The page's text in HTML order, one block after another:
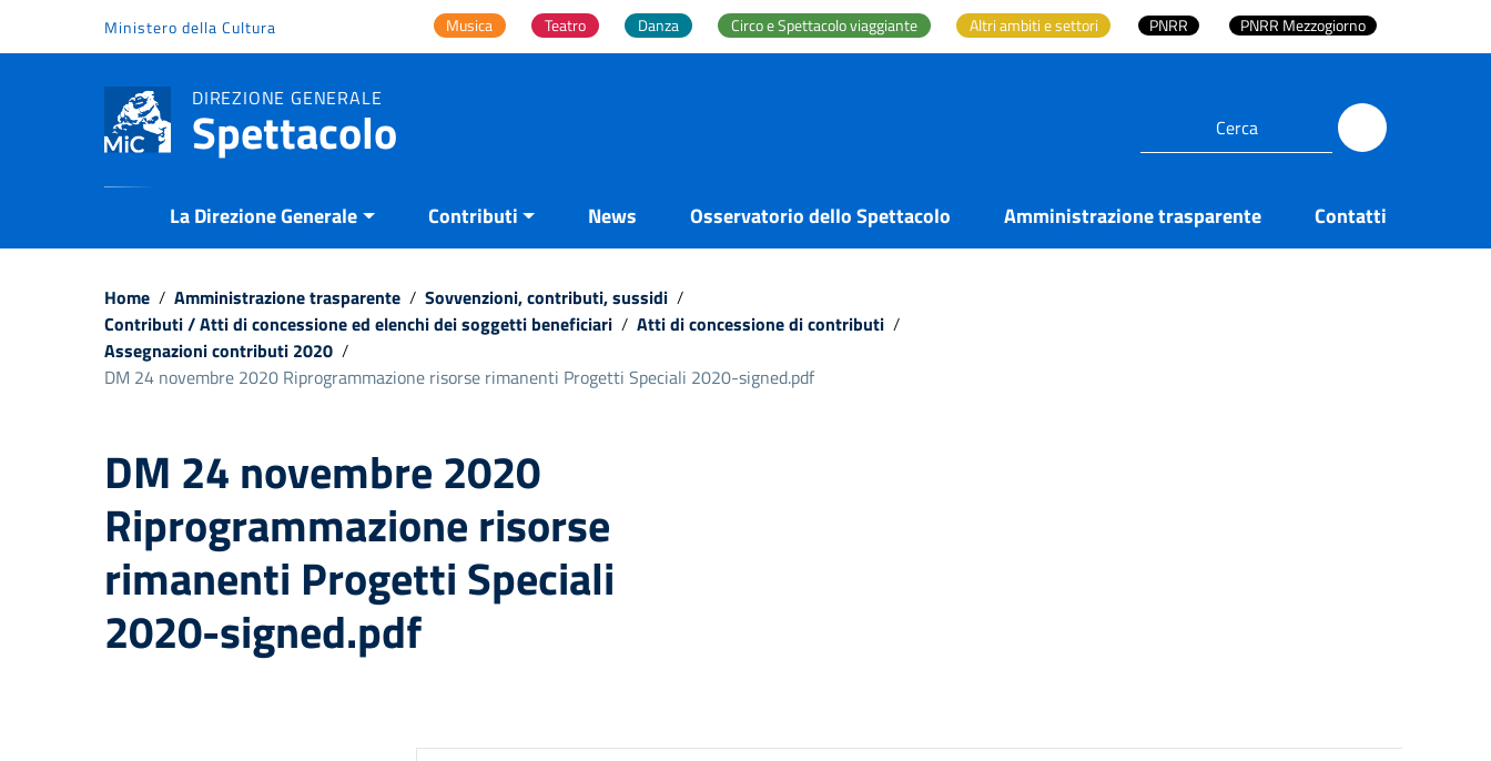
Vai al menu di navigazione
Ministero della Cultura Musica Teatro Danza Circo e Spettacolo viaggiante Altri ambiti e settori PNRR PNRR Mezzogiorno
DIREZIONE GENERALE
Spettacolo
La Direzione Generale Contributi News Osservatorio dello Spettacolo Amministrazione trasparente Contatti
Home / Amministrazione trasparente / Sovvenzioni, contributi, sussidi /
Contributi / Atti di concessione ed elenchi dei soggetti beneficiari / Atti di concessione di contributi /
Assegnazioni contributi 2020 /
DM 24 novembre 2020 Riprogrammazione risorse rimanenti Progetti Speciali 2020-signed.pdf
DM 24 novembre 2020
Riprogrammazione risorse
rimanenti Progetti Speciali
2020-signed.pdf